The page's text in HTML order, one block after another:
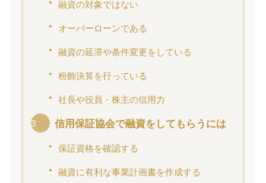
融資の対象ではない
オーバーローンである
融資の延滞や条件変更をしている
粉飾決算を行っている
社長や役員・株主の信用力
信用保証協会で融資をしてもらうには
保証資格を確認する
融資に有利な事業計画書を作成する